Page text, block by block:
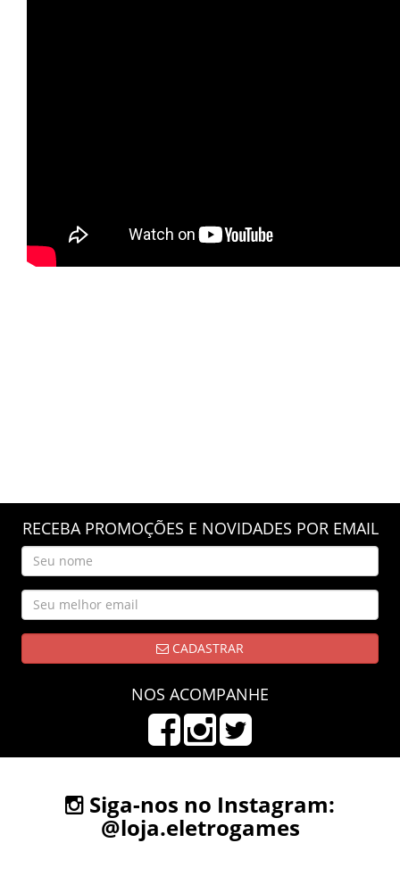
RECEBA PROMOÇÕES E NOVIDADES POR EMAIL
CADASTRAR
NOS ACOMPANHE
Siga-nos no Instagram:
@loja.eletrogames